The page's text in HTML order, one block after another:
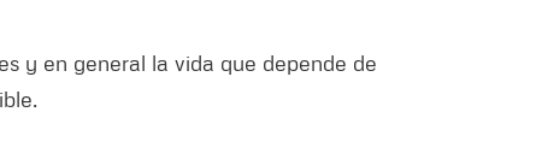
y en general la vida que depende de